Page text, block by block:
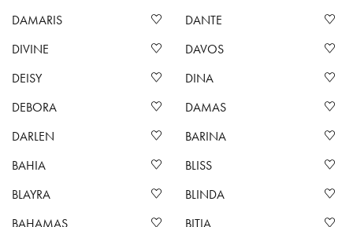
DAMARIS
DANTE
DIVINE
DAVOS
DEISY
DINA
DEBORA
DAMAS
DARLEN
BARINA
BAHIA
BLISS
BLAYRA
BLINDA
BAHAMAS
BITIA